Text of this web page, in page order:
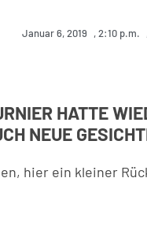
Januar 6, 2019 ,2:10 p.m.
HATTE
NEUE
hier ein kleiner